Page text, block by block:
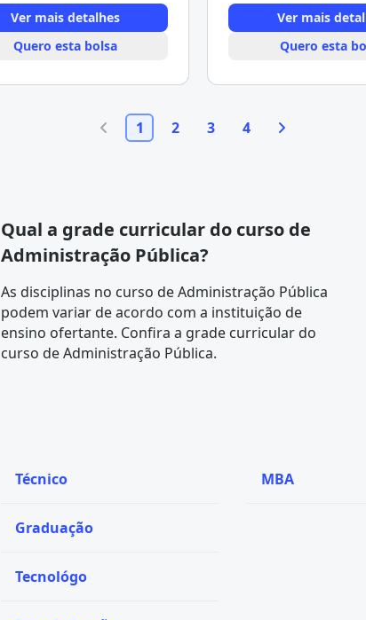
Ver mais detalhes
Quero esta bolsa
Ver mais
Quero esta
1 2 3 4
Qual a grade curricular do curso de
Administração Pública?
As disciplinas no curso de Administração Pública
podem variar de acordo com a instituição de
ensino ofertante. Confira a grade curriculardo
curso de Administração Pública.
Técnico
Graduação
Tecnológo
MBA